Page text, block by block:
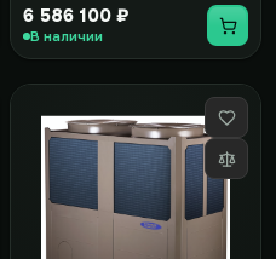
6 586 100 ₽
В наличии